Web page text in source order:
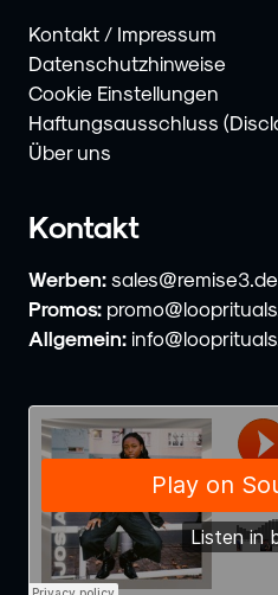
Kontakt / Impressum
Datenschutzhinweise
Cookie Einstellungen
Haftungsausschluss
Über uns
Kontakt
Werben: sales@remise3.de
Promos:
Allgemein: